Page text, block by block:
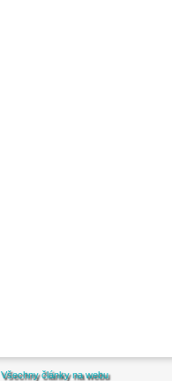
Všechny články na webu